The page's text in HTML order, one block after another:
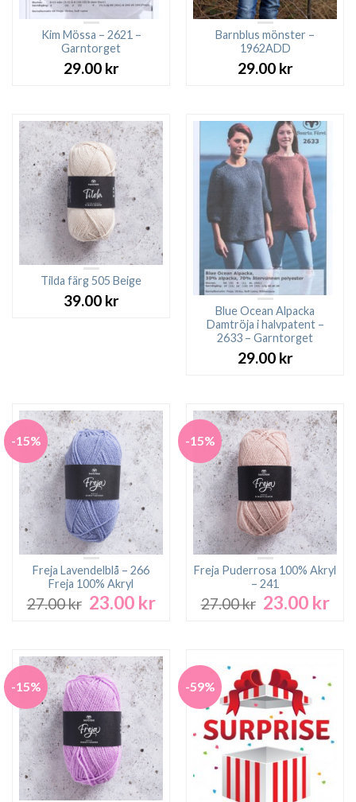
Kim Mössa – 2621 –
Garntorget
29.00 kr
Barnblus mönster –
1962ADD
29.00 kr
Tilda färg 505 Beige
39.00 kr
Blue Ocean Alpacka
Damtröja i halvpatent –
2633 – Garntorget
29.00 kr
-15%
Freja Lavendelblå – 266
Freja 100% Akryl
27.00kr Det
27.00 kr.
23.00 krDet
23.00 kr.
-15%
Freja Puderrosa 100% Akryl
– 241
27.00kr Det
23.00 krDet
-15% -59%